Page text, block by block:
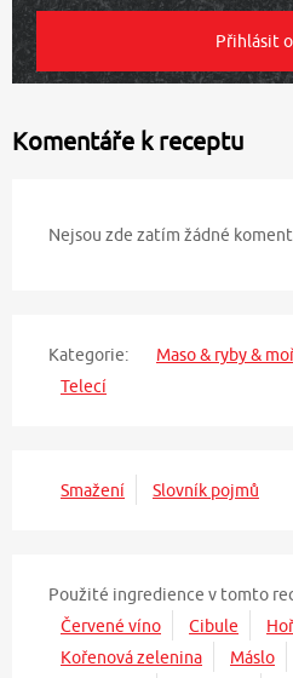
Komentáře k receptu
Nejsou zde zatím žádné
Kategorie: Maso & ryby &
Telecí
Smažení Slovník pojmů
Použité ingredience v tomto
Červené víno
Cibule
Kořenová zelenina
Máslo